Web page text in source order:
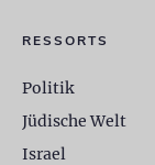
RESSORTS
Politik
Jüdische Welt
Israel